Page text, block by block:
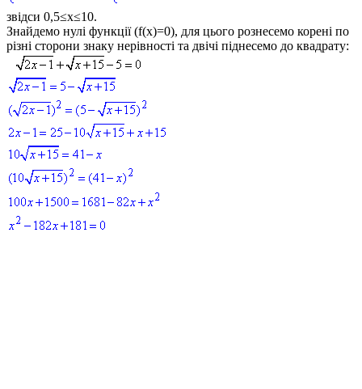
звідси 0,5≤x≤10.
Знайдемо нулі функції (f(x)=0), для цього рознесемо корені по
різні сторони знаку нерівності та двічі піднесемо до квадрату: